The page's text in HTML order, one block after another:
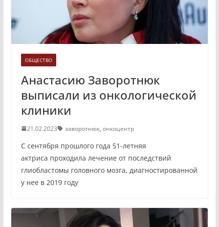
ОБЩЕСТВО
Анастасию Заворотнюк
выписали из онкологической
клиники
21.02.2023 заворотнюк, онкоцентр
С сентября прошлого года 51-летняя
актриса проходила лечение от последствий
глиобластомы головного мозга, диагностированной
у нее в 2019 году